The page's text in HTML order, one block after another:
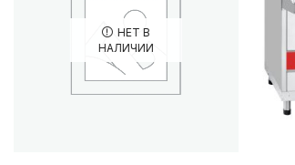
НЕТ В
НАЛИЧИИ